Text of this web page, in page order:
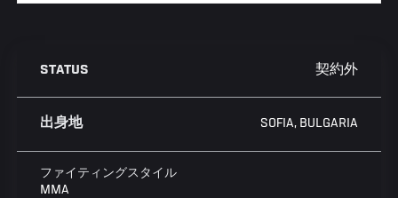
STATUS 契約外
出身地 SOFIA, BULGARIA
ファイティングスタイル
MMA